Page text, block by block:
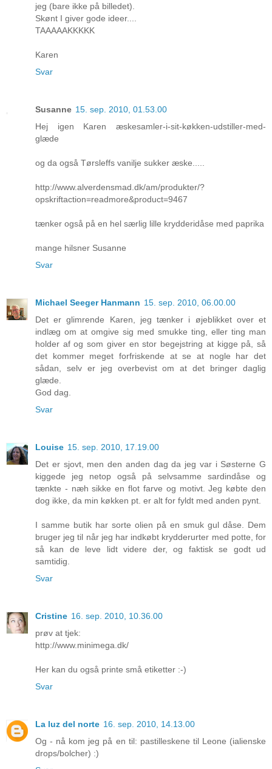
jeg (bare ikke på billedet).
Skønt I giver gode ideer....
TAAAAAKKKKK
Karen
Svar
Susanne 15. sep. 2010, 01.53.00
Hej igen Karen æskesamler-i-sit-køkken-udstiller-med-
glæde
og da også Tørsleffs vanilje sukker æske.....
http://www.alverdensmad.dk/am/produkter/?
opskriftaction=readmore&product=9467
tænker også på en hel særlig lille krydderidåse med paprika
mange hilsner Susanne
Svar
Michael Seeger Hanmann 15. sep. 2010, 06.00.00
Det er glimrende Karen, jeg tænker i øjeblikket over et
indlæg om at omgive sig med smukke ting, eller ting man
holder af og som giver en stor begejstring at kigge på, så
det kommer meget forfriskende at se at nogle har det
sådan, selv er jeg overbevist om at det bringer daglig
glæde.
God dag.
Svar
Louise 15. sep. 2010, 17.19.00
Det er sjovt, men den anden dag da jeg var i Søsterne G
kiggede jeg netop også på selvsamme sardindåse og
tænkte - næh sikke en flot farve og motivt. Jeg købte den
dog ikke, da min køkken pt. er alt for fyldt med anden pynt.
I samme butik har sorte olien på en smuk gul dåse. Dem
bruger jeg til når jeg har indkøbt krydderurter med potte, for
så kan de leve lidt videre der, og faktisk se godt ud
samtidig.
Svar
Cristine 16. sep. 2010, 10.36.00
prøv at tjek:
http://www.minimega.dk/
Her kan du også printe små etiketter :-)
Svar
La luz del norte 16. sep. 2010, 14.13.00
Og - nå kom jeg på en til: pastilleskene til Leone (ialienske
drops/bolcher) :)